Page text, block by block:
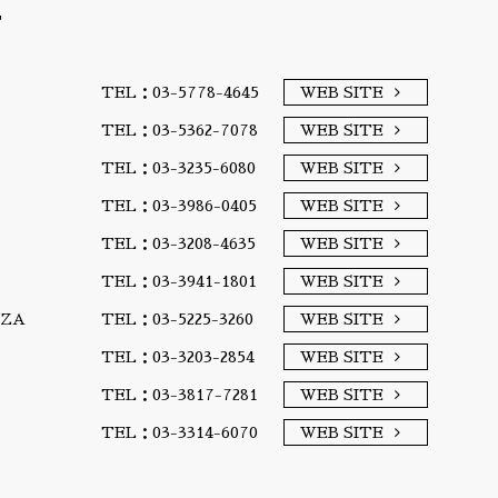
TEL：03-5778-4645 WEB SITE
TEL：03-5362-7078 WEB SITE
TEL：03-3235-6080 WEB SITE
TEL：03-3986-0405 WEB SITE
TEL：03-3208-4635 WEB SITE
TEL：03-3941-1801 WEB SITE
TEL：03-5225-3260 WEB SITE
TEL：03-3203-2854 WEB SITE
TEL：03-3817-7281 WEB SITE
TEL：03-3314-6070 WEB SITE